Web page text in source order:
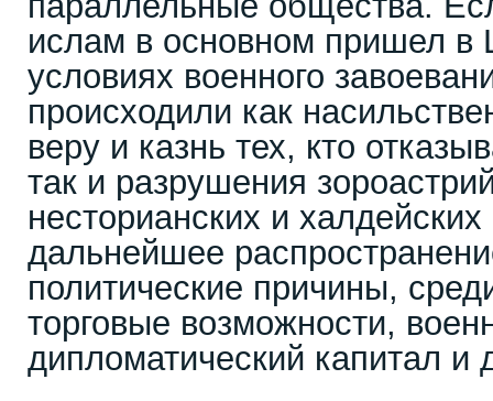
ислам в основном пришел в
условиях военного
происходили как
веру и казнь тех, кто
так и разрушения
несторианских и
дальнейшее
политические причины,
торговые возможности,
дипломатический капитал и